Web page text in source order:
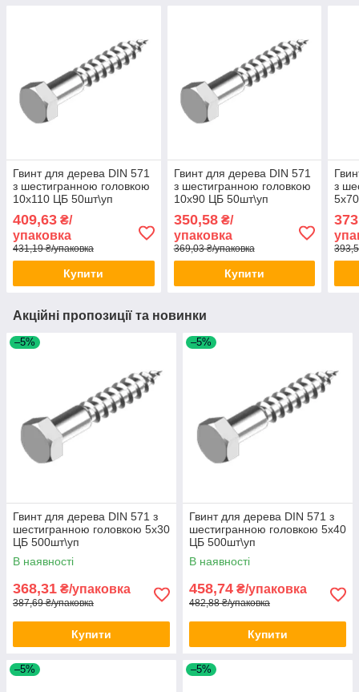
Гвинт для дерева DIN 571
з шестигранною головкою
10х110 ЦБ 50шт\уп
409,63 ₴/
упаковка
431,19 ₴/упаковка
Купити
Гвинт для дерева DIN 571
з шестигранною головкою
10х90 ЦБ 50шт\уп
350,58₴/
упаковка
369,03 ₴/упаковка
Купити
з
Акційні пропозиції та новинки
–5%
Гвинт для дерева DIN 571 з
шестигранною головкою 5х30
ЦБ 500шт\уп
В наявності
368,31 ₴/упаковка
387,69 ₴/упаковка
Купити
–5%
Гвинт для дерева DIN 571 з
шестигранною головкою 5х40
ЦБ 500шт\уп
В наявності
458,74 ₴/упаковка
482,88 ₴/упаковка
Купити
–5% –5%